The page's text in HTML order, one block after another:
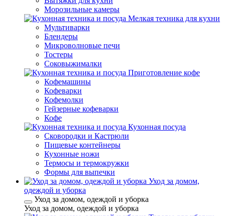
Морозильные камеры
Мелкая техника для кухни
Мультиварки
Блендеры
Микроволновые печи
Тостеры
Соковыжималки
Приготовление кофе
Кофемашины
Кофеварки
Кофемолки
Гейзерные кофеварки
Кофе
Кухонная посуда
Сковородки и Кастрюли
Пищевые контейнеры
Кухонные ножи
Термосы и термокружки
Формы для выпечки
Уход за домом,
одеждой и уборка
Уход за домом, одеждой и уборка
Уход за домом, одеждой и уборка